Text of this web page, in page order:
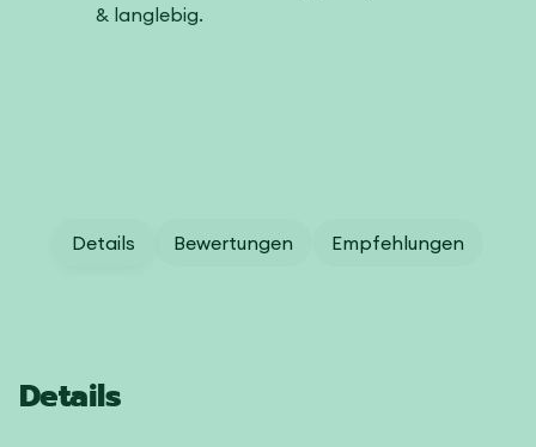
& langlebig.
Details Bewertungen Empfehlungen
Details